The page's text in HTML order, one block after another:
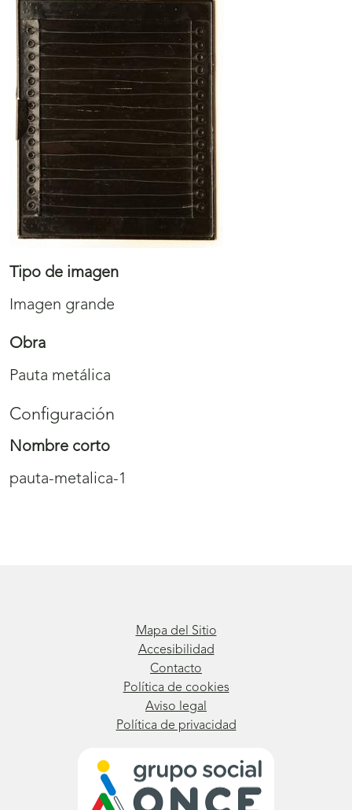
Tipo de imagen
Imagen grande
Obra
Pauta metálica
Configuración
Nombre corto
pauta-metalica-1
Mapa del Sitio
Accesibilidad
Contacto
Política de cookies
Aviso legal
Política de privacidad